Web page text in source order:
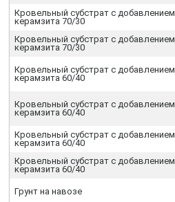
Кровельный субстрат с добавлением
керамзита 70/30
Кровельный субстрат с добавлением
керамзита 70/30
Кровельный субстрат с добавлением
керамзита 60/40
Кровельный субстрат с добавлением
керамзита 60/40
Кровельный субстрат с добавлением
керамзита 60/40
Кровельный субстрат с добавлением
керамзита 60/40
Грунт на навозе